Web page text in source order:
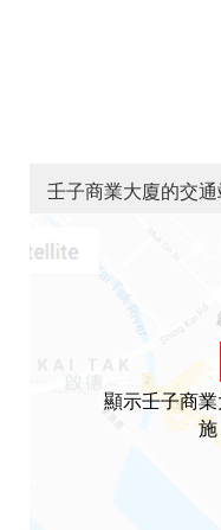
壬子商業大廈的交
顯示壬子商
施